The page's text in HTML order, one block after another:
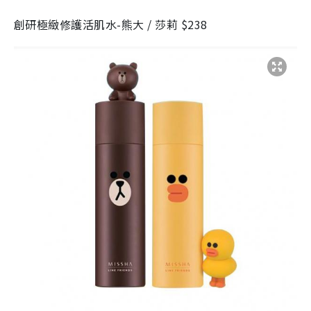
創研極緻修護活肌水-熊大 / 莎莉 $238